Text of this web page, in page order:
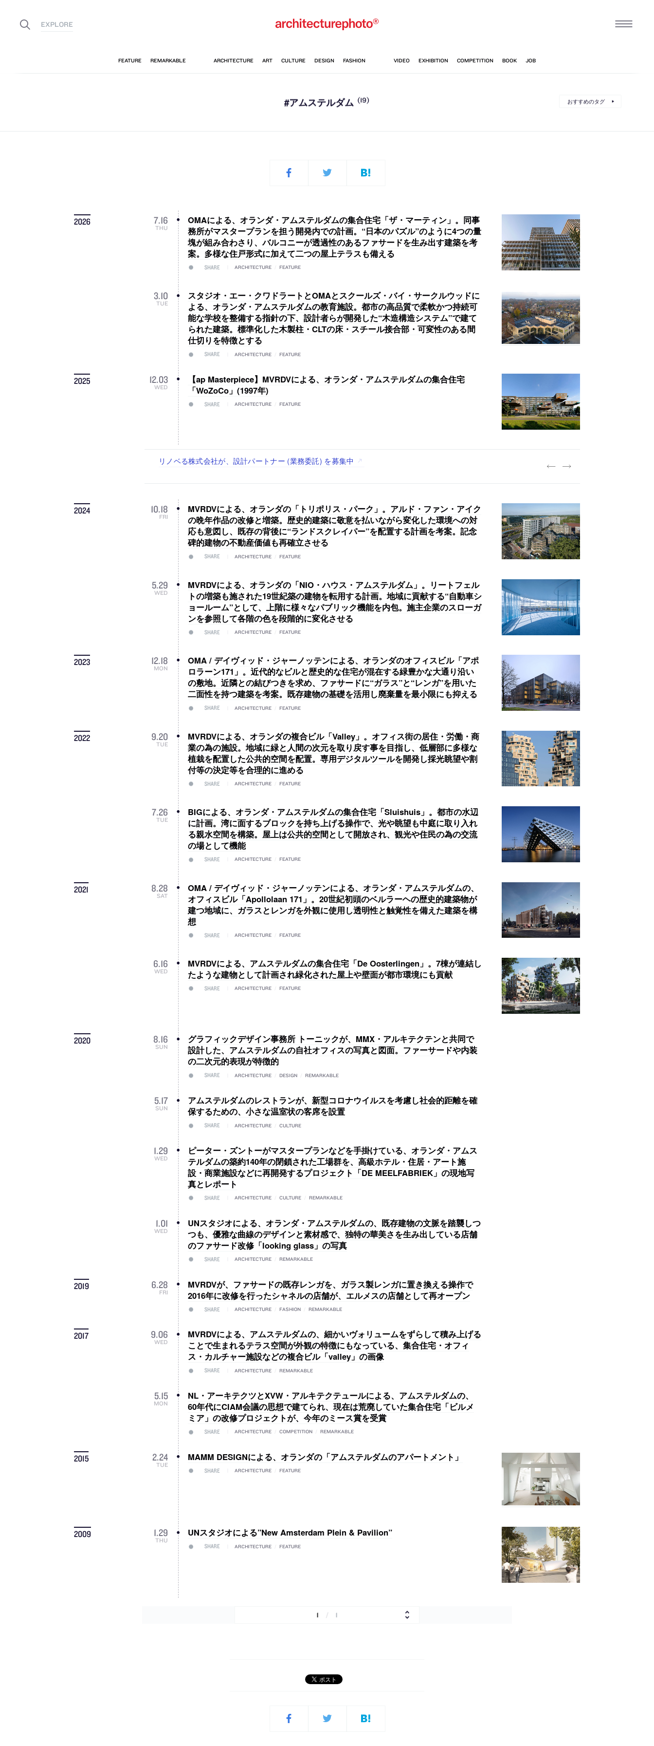
#アムステルダム (19) おすすめのタグ
2026 7.16
THU
OMAによる、オランダ・アムステルダムの集合住宅「ザ・マーティン」。同事
務所がマスタープランを担う開発内での計画。“日本のパズル”のように4つの量
塊が組み合わさり、バルコニーが透過性のあるファサードを生み出す建築を考
案。多様な住戸形式に加えて二つの屋上テラスも備える
SHARE ARCHITECTURE FEATURE
3.10
TUE
スタジオ・エー・クワドラートとOMAとスクールズ・バイ・サークルウッドに
よる、オランダ・アムステルダムの教育施設。都市の高品質で柔軟かつ持続可
能な学校を整備する指針の下、設計者らが開発した“木造構造システム”で建て
られた建築。標準化した木製柱・CLTの床・スチール接合部・可変性のある間
仕切りを特徴とする
SHARE ARCHITECTURE FEATURE
2025 12.03
WED
【ap Masterpiece】MVRDVによる、オランダ・アムステルダムの集合住宅
「WoZoCo」(1997年)
SHARE ARCHITECTURE FEATURE
古民家を軸に全国で“価値循環の仕組み”を作り、リモートワーク主体の働き方を実践する「株式会社つぎと」が、
リノベる株式会社が、設計パートナー (業務委託) を募集中
社会への影響力のある建築を手掛け、スタッフ同士で助け合う環境づくりも行う「E.A.S.T.architects」が、設計
代官山を拠点に活動する「梅澤竜也 / ALA INC.」が、設計スタッフ・アルバイト・事務職を募集中
住宅や共同住宅などを手掛け、“合理的でシンプルなデザイン”を志向する「PANDA：山本浩三建築設計事務所」
2024 10.18
FRI
MVRDVによる、オランダの「トリポリス・パーク」。アルド・ファン・アイク
の晩年作品の改修と増築。歴史的建築に敬意を払いながら変化した環境への対
応も意図し、既存の背後に“ランドスクレイパー”を配置する計画を考案。記念
碑的建物の不動産価値も再確立させる
SHARE ARCHITECTURE FEATURE
5.29
WED
MVRDVによる、オランダの「NIO・ハウス・アムステルダム」。リートフェル
トの増築も施された19世紀築の建物を転用する計画。地域に貢献する“自動車シ
ョールーム”として、上階に様々なパブリック機能を内包。施主企業のスローガ
ンを参照して各階の色を段階的に変化させる
SHARE ARCHITECTURE FEATURE
2023 12.18
MON
OMA / デイヴィッド・ジャーノッテンによる、オランダのオフィスビル「アポ
ロラーン171」。近代的なビルと歴史的な住宅が混在する緑豊かな大通り沿い
の敷地。近隣との結びつきを求め、ファサードに“ガラス”と“レンガ”を用いた
二面性を持つ建築を考案。既存建物の基礎を活用し廃棄量を最小限にも抑える
SHARE ARCHITECTURE FEATURE
2022 9.20
TUE
MVRDVによる、オランダの複合ビル「Valley」。オフィス街の居住・労働・商
業の為の施設。地域に緑と人間の次元を取り戻す事を目指し、低層部に多様な
植栽を配置した公共的空間を配置。専用デジタルツールを開発し採光眺望や割
付等の決定等を合理的に進める
SHARE ARCHITECTURE FEATURE
7.26
TUE
BIGによる、オランダ・アムステルダムの集合住宅「Sluishuis」。都市の水辺
に計画。湾に面するブロックを持ち上げる操作で、光や眺望も中庭に取り入れ
る親水空間を構築。屋上は公共的空間として開放され、観光や住民の為の交流
の場として機能
SHARE ARCHITECTURE FEATURE
2021 8.28
SAT
OMA / デイヴィッド・ジャーノッテンによる、オランダ・アムステルダムの、
オフィスビル「Apollolaan 171」。20世紀初頭のベルラーヘの歴史的建築物が
建つ地域に、ガラスとレンガを外観に使用し透明性と触覚性を備えた建築を構
想
SHARE ARCHITECTURE FEATURE
6.16
WED
MVRDVによる、アムステルダムの集合住宅「De Oosterlingen」。7棟が連結し
たような建物として計画され緑化された屋上や壁面が都市環境にも貢献
SHARE ARCHITECTURE FEATURE
2020 8.16
SUN
グラフィックデザイン事務所 トーニックが、MMX・アルキテクテンと共同で
設計した、アムステルダムの自社オフィスの写真と図面。ファーサードや内装
の二次元的表現が特徴的
SHARE ARCHITECTURE DESIGN REMARKABLE
5.17
SUN
アムステルダムのレストランが、新型コロナウイルスを考慮し社会的距離を確
保するための、小さな温室状の客席を設置
SHARE ARCHITECTURE CULTURE
1.29
WED
ピーター・ズントーがマスタープランなどを手掛けている、オランダ・アムス
テルダムの築約140年の閉鎖された工場群を、高級ホテル・住居・アート施
設・商業施設などに再開発するプロジェクト「DE MEELFABRIEK」の現地写
真とレポート
SHARE ARCHITECTURE CULTURE REMARKABLE
1.01
WED
UNスタジオによる、オランダ・アムステルダムの、既存建物の文脈を踏襲しつ
つも、優雅な曲線のデザインと素材感で、独特の華美さを生み出している店舗
のファサード改修「looking glass」の写真
SHARE ARCHITECTURE REMARKABLE
2019 6.28
FRI
MVRDVが、ファサードの既存レンガを、ガラス製レンガに置き換える操作で
2016年に改修を行ったシャネルの店舗が、エルメスの店舗として再オープン
SHARE ARCHITECTURE FASHION REMARKABLE
2017 9.06
WED
MVRDVによる、アムステルダムの、細かいヴォリュームをずらして積み上げる
ことで生まれるテラス空間が外観の特徴にもなっている、集合住宅・オフィ
ス・カルチャー施設などの複合ビル「valley」の画像
SHARE ARCHITECTURE REMARKABLE
5.15
MON
NL・アーキテクツとXVW・アルキテクテュールによる、アムステルダムの、
60年代にCIAM会議の思想で建てられ、現在は荒廃していた集合住宅「ビルメ
ミア」の改修プロジェクトが、今年のミース賞を受賞
SHARE ARCHITECTURE COMPETITION REMARKABLE
2015 2.24
TUE
MAMM DESIGNによる、オランダの「アムステルダムのアパートメント」
SHARE ARCHITECTURE FEATURE
2009 1.29
THU
UNスタジオによる”New Amsterdam Plein & Pavilion”
SHARE ARCHITECTURE FEATURE
1 / 1